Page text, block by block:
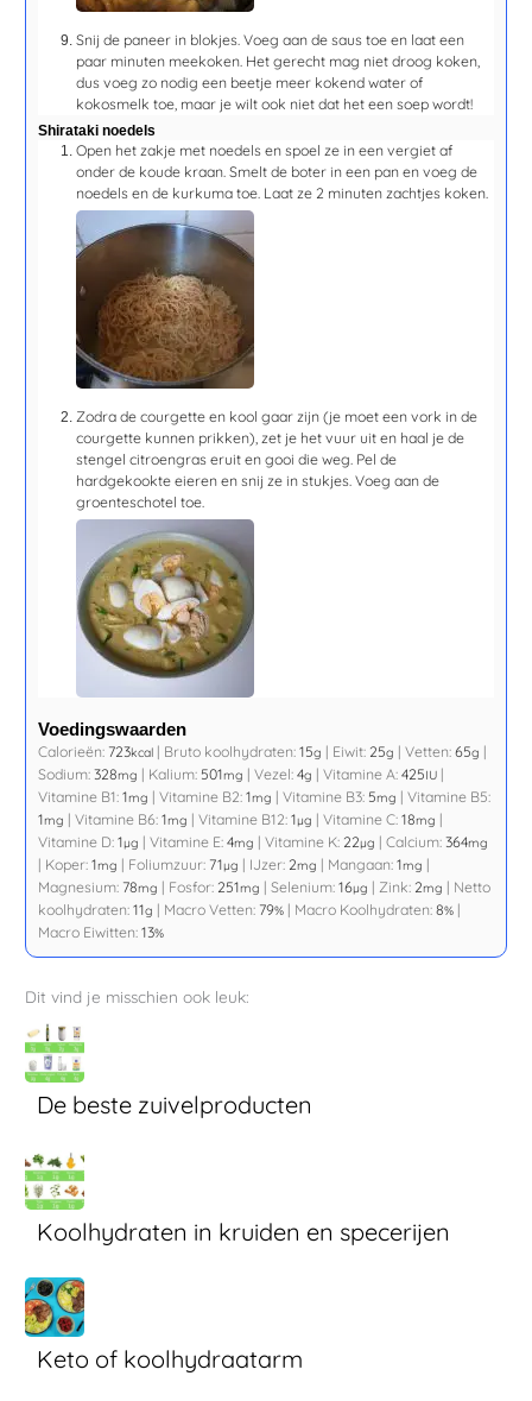
Snij de paneer in blokjes. Voeg aan de saus toe en laat een
paar minuten meekoken. Het gerecht mag niet droog koken,
dus voeg zo nodig een beetje meer kokend water of
kokosmelk toe, maar je wilt ook niet dat het een soep wordt!
Shirataki noedels
Open het zakje met noedels en spoel ze in een vergiet af
onder de koude kraan. Smelt de boter in een pan en voeg de
noedels en de kurkuma toe. Laat ze 2 minuten zachtjes koken.
Zodra de courgette en kool gaar zijn (je moet een vork in de
courgette kunnen prikken), zet je het vuur uit en haal je de
stengel citroengras eruit en gooi die weg. Pel de
hardgekookte eieren en snij ze in stukjes. Voeg aan de
groenteschotel toe.
Voedingswaarden
Calorieën: 723kcal | Bruto koolhydraten:15g | Eiwit: 25g |Vetten:65g |
Sodium:328mg | Kalium: 501mg |Vezel:4g |Vitamine A:425IU |
Vitamine B1:1mg |Vitamine B2:1mg |Vitamine B3: 5mg |Vitamine B5:
1mg |Vitamine B6:1mg |Vitamine B12:1µg |Vitamine C:18mg |
Vitamine D:1µg |Vitamine E:4mg |Vitamine K: 22µg |Calcium:364mg
| Koper:1mg | Foliumzuur: 71µg | IJzer: 2mg | Mangaan:1mg |
Magnesium: 78mg | Fosfor: 251mg |Selenium:16µg | Zink: 2mg | Netto
koolhydraten:11g | Macro Vetten: 79% | Macro Koolhydraten:8% |
Macro Eiwitten:13%
Dit vind je misschien ook leuk:
De beste zuivelproducten
Koolhydraten in kruiden en specerijen
Keto of koolhydraatarm